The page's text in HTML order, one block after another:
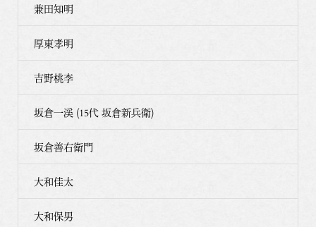
兼田知明
厚東孝明
吉野桃李
坂倉一渓 (15代 坂倉新兵衛)
坂倉善右衛門
大和佳太
大和保男